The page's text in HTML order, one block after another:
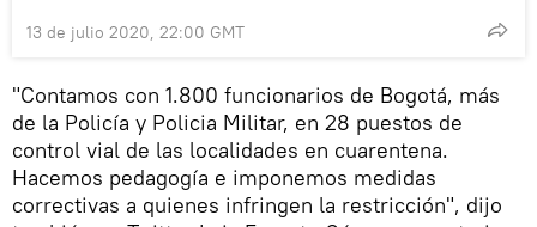
13 de julio 2020, 22:00 GMT
"Contamos con 1.800 funcionarios de Bogotá, más
de la Policía y Policia Militar, en 28 puestos de
control vial de las localidades en cuarentena.
Hacemos pedagogía e imponemos medidas
correctivas a quienes infringen la restricción", dijo